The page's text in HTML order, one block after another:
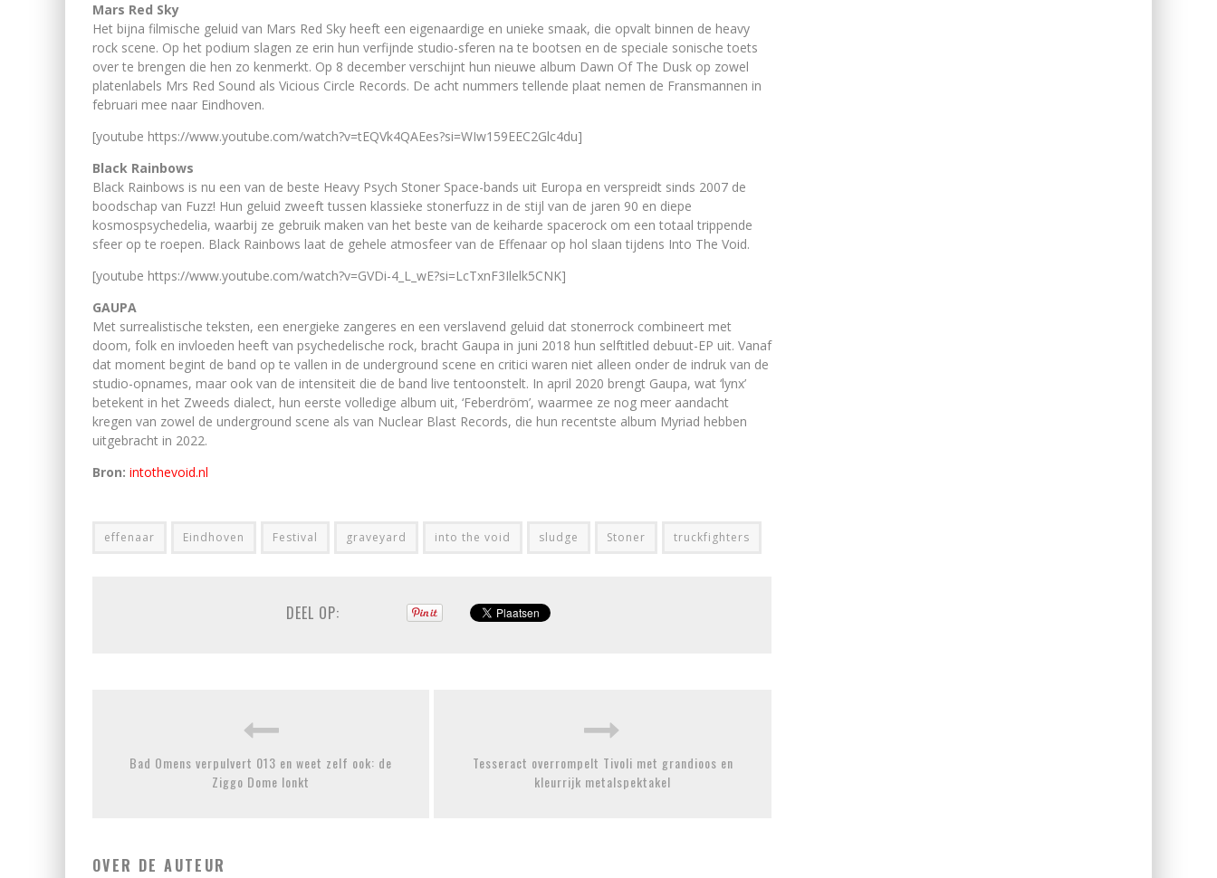
Mars Red Sky
Het bijna filmische geluid van Mars Red Sky heeft een eigenaardige en unieke smaak, die opvalt binnen de heavy
rock scene. Op het podium slagen ze erin hun verfijnde studio-sferen na te bootsen en de speciale sonische toets
over te brengen die hen zo kenmerkt. Op 8 december verschijnt hun nieuwe album Dawn Of The Dusk op zowel
platenlabels Mrs Red Sound als Vicious Circle Records. De acht nummers tellende plaat nemen de Fransmannen in
februari mee naar Eindhoven.
[youtube https://www.youtube.com/watch?v=tEQVk4QAEes?si=WIw159EEC2Glc4du]
Black Rainbows
Black Rainbows is nu een van de beste Heavy Psych Stoner Space-bands uit Europa en verspreidt sinds 2007 de
boodschap van Fuzz! Hun geluid zweeft tussen klassieke stonerfuzz in de stijl van de jaren 90 en diepe
kosmospsychedelia, waarbij ze gebruik maken van het beste van de keiharde spacerock om een ​​totaal trippende
sfeer op te roepen. Black Rainbows laat de gehele atmosfeer van de Effenaar op hol slaan tijdens Into The Void.
[youtube https://www.youtube.com/watch?v=GVDi-4_L_wE?si=LcTxnF3Ilelk5CNK]
GAUPA
Met surrealistische teksten, een energieke zangeres en een verslavend geluid dat stonerrock combineert met
doom, folk en invloeden heeft van psychedelische rock, bracht Gaupa in juni 2018 hun selftitled debuut-EP uit. Vanaf
dat moment begint de band op te vallen in de underground scene en critici waren niet alleen onder de indruk van de
studio-opnames, maar ook van de intensiteit die de band live tentoonstelt. In april 2020 brengt Gaupa, wat ‘lynx’
betekent in het Zweeds dialect, hun eerste volledige album uit, ‘Feberdröm’, waarmee ze nog meer aandacht
kregen van zowel de underground scene als van Nuclear Blast Records, die hun recentste album Myriad hebben
uitgebracht in 2022.
Bron: intothevoid.nl
effenaar Eindhoven Festival graveyard into the void sludge Stoner truckfighters
DEEL OP:
Bad Omens verpulvert 013 en weet zelf ook: de
Ziggo Dome lonkt
Tesseract overrompelt Tivoli met grandioos en
kleurrijk metalspektakel
OVER DE AUTEUR